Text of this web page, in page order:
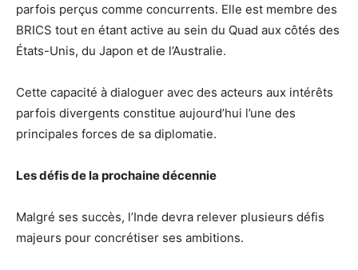
parfois perçus comme concurrents. Elle est membre des
BRICS tout en étant active au sein du Quad aux côtés des
États-Unis, du Japon et de l’Australie.
Cette capacité à dialoguer avec des acteurs aux intérêts
parfois divergents constitue aujourd’hui l’une des
principales forces de sa diplomatie.
Les défis de la prochaine décennie
Malgré ses succès, l’Inde devra relever plusieurs défis
majeurs pour concrétiser ses ambitions.